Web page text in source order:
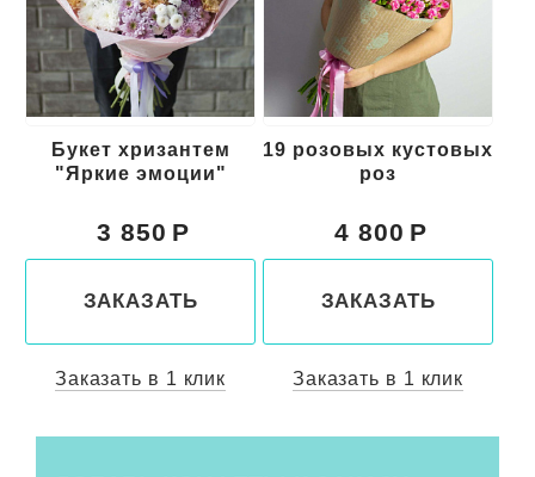
Букет хризантем
"Яркие эмоции"
3 850
ЗАКАЗАТЬ
Заказать в 1 клик
19 розовых кустовых
роз
4 800
ЗАКАЗАТЬ
Заказать в 1 клик